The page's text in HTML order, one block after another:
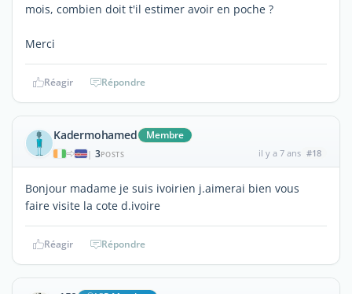
mois, combien doit t'il estimer avoir en poche ?
Merci
Réagir Répondre
Kadermohamed Membre
| 3POSTS il y a 7 ans #18
Bonjour madame je suis ivoirien j.aimerai bien vous
faire visite la cote d.ivoire
Réagir Répondre